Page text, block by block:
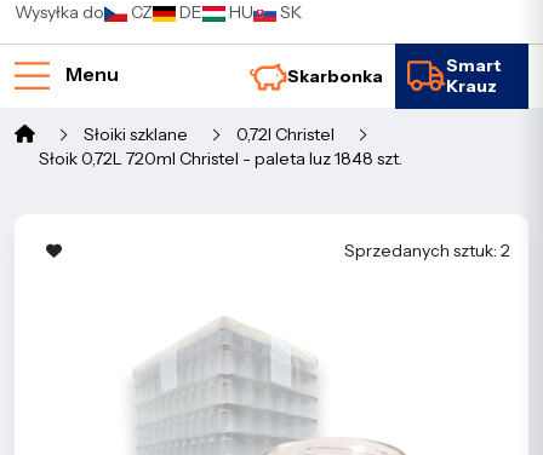
Wysyłka do CZ DE HU SK
Menu Skarbonka
Smart
Krauz
Słoiki szklane
0,72l Christel
Słoik 0,72L 720ml Christel - paleta luz 1848 szt.
Sprzedanych sztuk: 2